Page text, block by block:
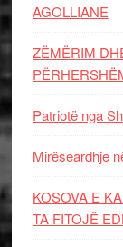
AGOLLIANE
ZËMËRIM
Patriotë nga
Mirëseardhje
KOSOVA E
TA FITOJË